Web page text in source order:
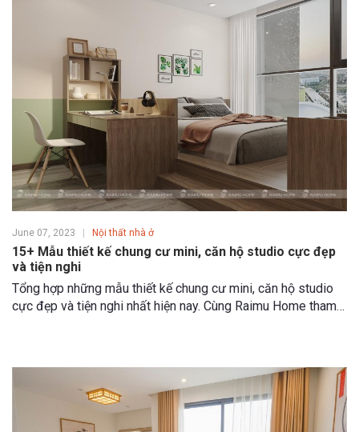
June 07, 2023 Nội thất nhà ở
15+ Mẫu thiết kế chung cư mini, căn hộ studio cực đẹp
và tiện nghi
Tổng hợp những mẫu thiết kế chung cư mini, căn hộ studio
cực đẹp và tiện nghi nhất hiện nay. Cùng Raimu Home tham